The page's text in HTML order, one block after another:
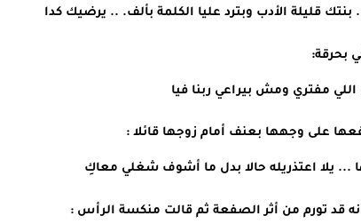
قليلة الأدب وبترد عليا الكلمة بألف. .. يرضيك كدا
بحرقة:
مفتري ومش بيراعي ربنا فيا
على وجهها بعنف أمام زوجها قائلا :
يلا اعتذريله حالا بدل ما أشوف شغلي معاكِ
قد تورم من أثر الصفعة ثم قالت منكسة الرأس :